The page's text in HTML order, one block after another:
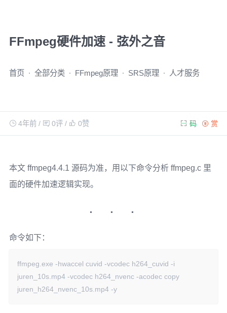
FFmpeg硬件加速 - 弦外之音
首页 全部分类 FFmpeg原理 SRS原理 人才服务
4年前/ 0评/ 0赞 赏
码
本文 ffmpeg4.4.1 源码为准，用以下命令分析 ffmpeg.c 里
面的硬件加速逻辑实现。
命令如下：
ffmpeg.exe -hwaccel cuvid -vcodec h264_cuvid -i
juren_10s.mp4 -vcodec h264_nvenc -acodec copy
juren_h264_nvenc_10s.mp4 -y